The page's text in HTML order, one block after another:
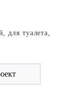
для туалета,